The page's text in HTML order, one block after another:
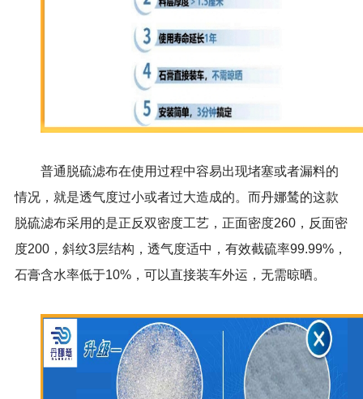
普通脱硫滤布在使用过程中容易出现堵塞或者漏料的
情况，就是透气度过小或者过大造成的。而丹娜鸶的这款
脱硫滤布采用的是正反双密度工艺，正面密度260，反面密
度200，斜纹3层结构，透气度适中，有效截硫率99.99%，
石膏含水率低于10%，可以直接装车外运，无需晾晒。